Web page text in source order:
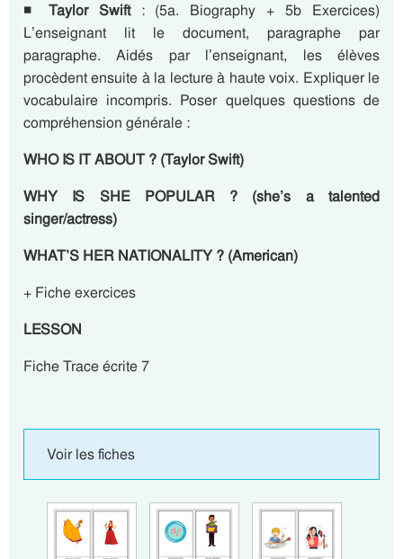
◾
Taylor Swift: (5a. Biography + 5b Exercices)
L’enseignant lit le document, paragraphe par
paragraphe. Aidés par l’enseignant, les élèves
procèdent ensuite à la lecture à haute voix. Expliquer le
vocabulaire incompris. Poser quelques questions de
compréhension générale :
WHO IS IT ABOUT ? (Taylor Swift)
WHY IS SHE POPULAR ? (she’s a talented
singer/actress)
WHAT’S HER NATIONALITY ? (American)
+ Fiche exercices
LESSON
Fiche Trace écrite 7
Voir les fiches